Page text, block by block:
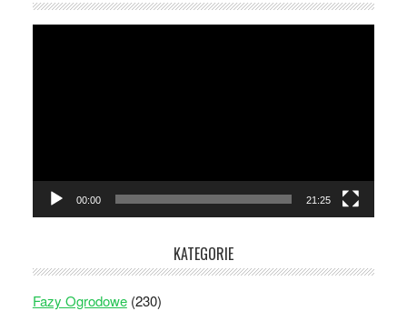
00:00 21:25
KATEGORIE
Fazy Ogrodowe(230)